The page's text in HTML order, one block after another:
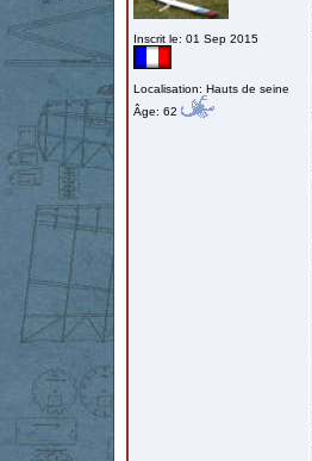
Inscrit le: 01 Sep 2015
Localisation: Hauts de seine
Âge: 62